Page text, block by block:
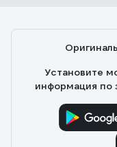
Установите
информация по